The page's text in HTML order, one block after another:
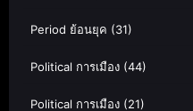
Period ย้อนยุค (31)
Political การเมือง (44)
Political การเมือง (21)